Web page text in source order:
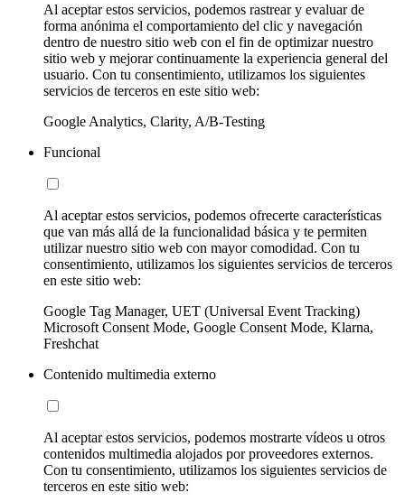
Al aceptar estos servicios, podemos rastrear y evaluar de
forma anónima el comportamiento del clic y navegación
dentro de nuestro sitio web con el fin de optimizar nuestro
sitio web y mejorar continuamente la experiencia general del
usuario. Con tu consentimiento, utilizamos los siguientes
servicios de terceros en este sitio web:
Google Analytics, Clarity, A/B-Testing
Funcional
Al aceptar estos servicios, podemos ofrecerte características
que van más allá de la funcionalidad básica y te permiten
utilizar nuestro sitio web con mayor comodidad. Con tu
consentimiento, utilizamos los siguientes servicios de terceros
en este sitio web:
Google Tag Manager, UET (Universal Event Tracking)
Microsoft Consent Mode, Google Consent Mode, Klarna,
Freshchat
Contenido multimedia externo
Al aceptar estos servicios, podemos mostrarte vídeos u otros
contenidos multimedia alojados por proveedores externos.
Con tu consentimiento, utilizamos los siguientes servicios de
terceros en este sitio web: